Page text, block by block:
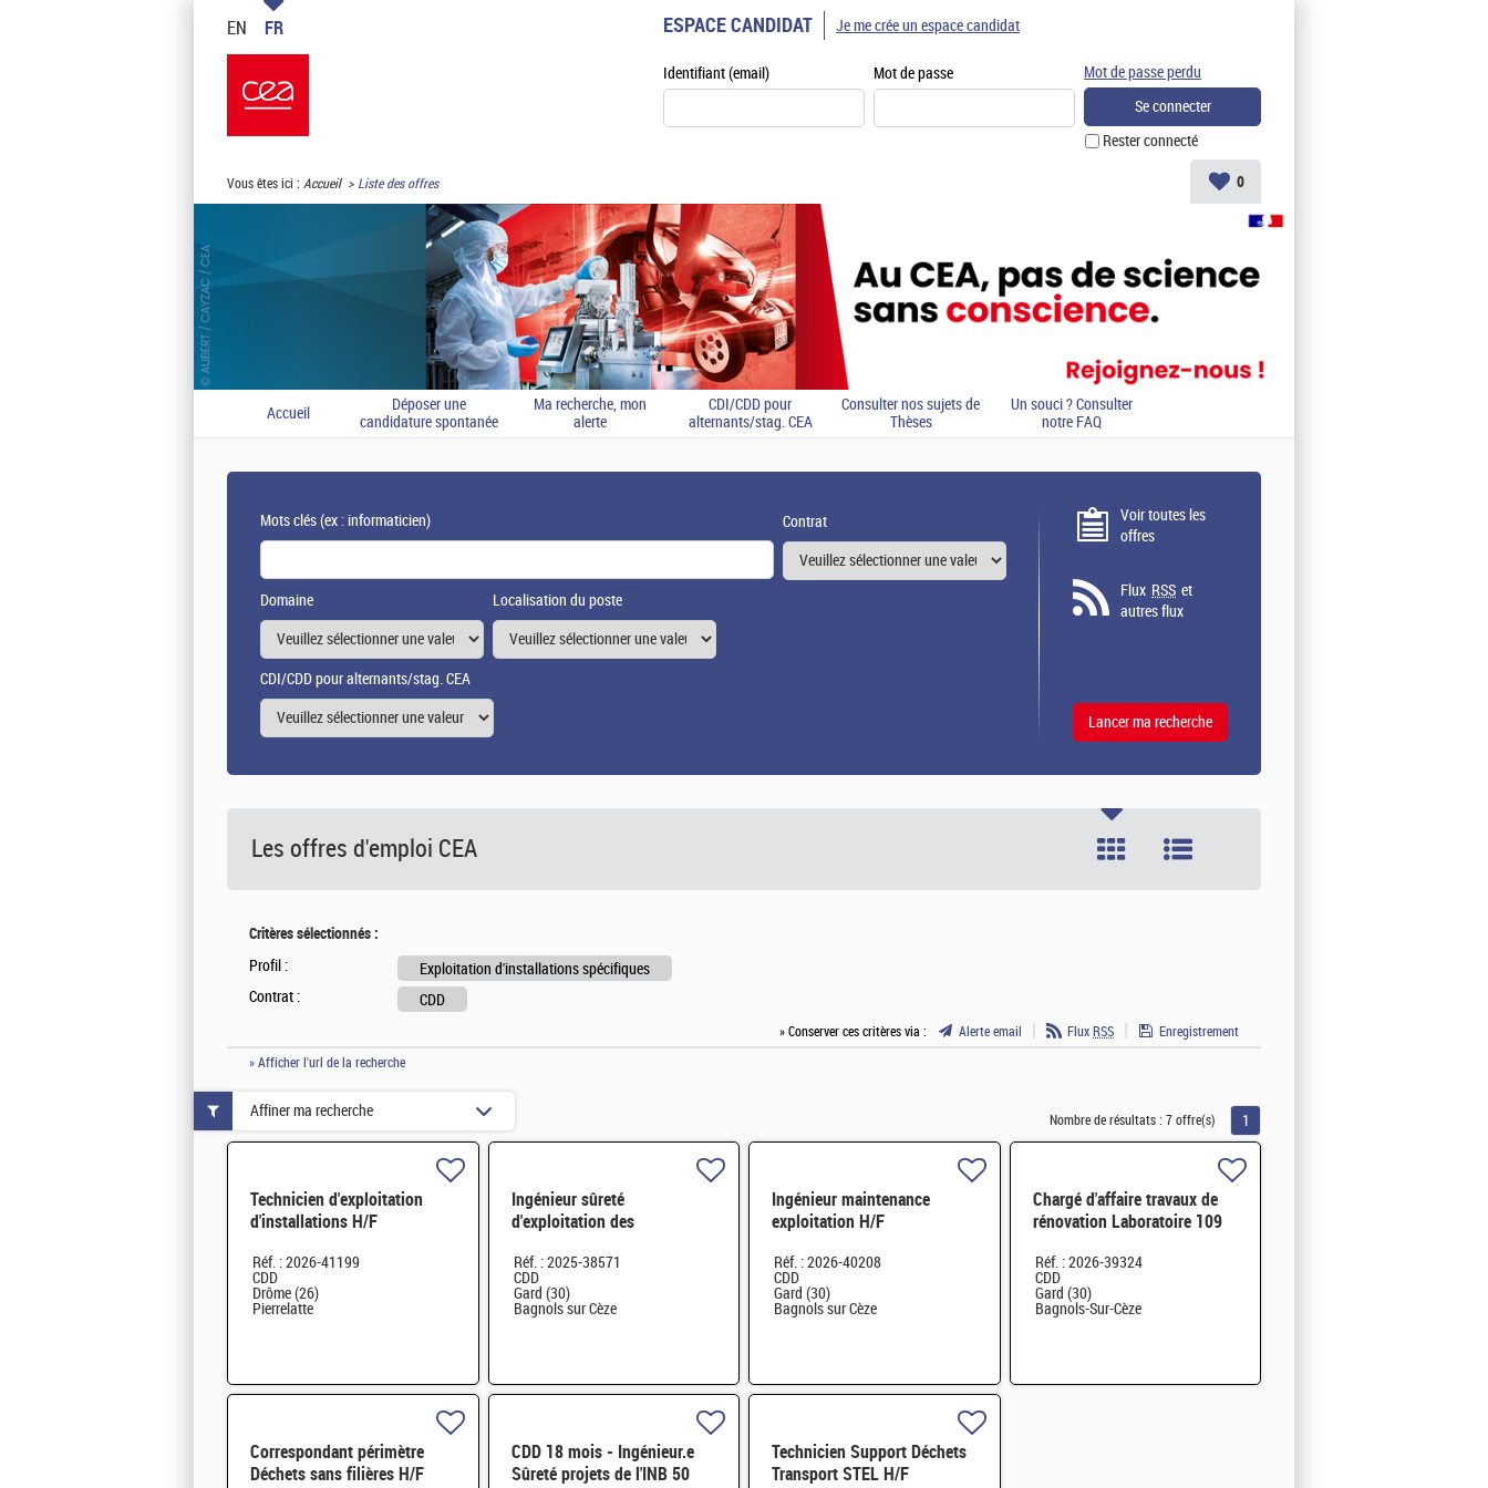
EN FR ESPACE CANDIDAT
Identifiant (email) Mot de passe
Rester connecté
Mot de passe perdu
Je me crée un espace candidat
Vous êtes ici : Accueil Liste des offres 0
Accueil
Déposer une
candidature spontanée
Ma recherche, mon
alerte
CDI/CDD pour
alternants/stag. CEA
Consulter nos sujets de
Thèses
Un souci ? Consulter
notre FAQ
Mots clés(ex : informaticien) Contrat
Domaine Localisation du poste
CDI/CDD pour alternants/stag. CEA
Voir toutes les
offres
Flux RSS et
autres flux
Les offres d'emploi CEA
Critères sélectionnés :
Profil :
Exploitation d'installations spécifiques
Contrat :
CDD
» Conserver ces critères via : Alerte email Flux RSS
Enregistrement
» Afficher l'url de la recherche
Nombre de résultats : 7 offre(s) 1
Technicien d'exploitation
d'installations H/F
Réf. : 2026-41199
CDD
Drôme (26)
Pierrelatte
Ingénieur sûreté
d'exploitation des
Réf. : 2025-38571
CDD
Gard (30)
Bagnols sur Cèze
Ingénieur maintenance
exploitation H/F
Réf. : 2026-40208
CDD
Gard (30)
Bagnols sur Cèze
Chargé d'affaire travaux de
rénovation Laboratoire 109
Réf. : 2026-39324
CDD
Gard (30)
Bagnols-Sur-Cèze
Correspondant périmètre
Déchets sans filières H/F
CDD 18 mois - Ingénieur.e
Sûreté projets de l'INB 50
Technicien Support Déchets
Transport STEL H/F
Affiner ma recherche